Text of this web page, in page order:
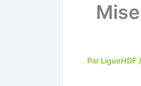
Par LigueHDF